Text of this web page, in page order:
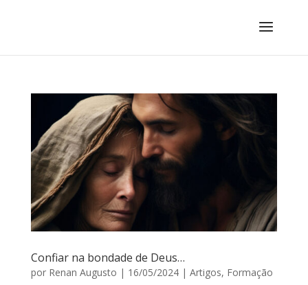
Confiar na bondade de Deus…
por Renan Augusto | 16/05/2024| Artigos, Formação